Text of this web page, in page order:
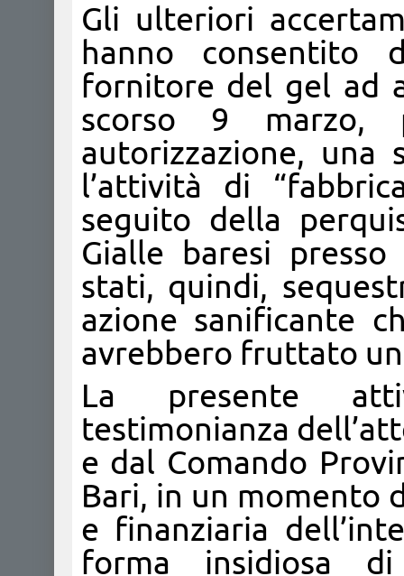
Gli ulteriori
hanno consentito
fornitore del gel ad
scorso 9 marzo,
autorizzazione, una
l’attività di
seguito della
Gialle baresi
stati, quindi,
azione sanificante
avrebbero fruttato
La presente
testimonianza
e dal Comando
Bari, in un momento
e finanziaria
forma insidiosa